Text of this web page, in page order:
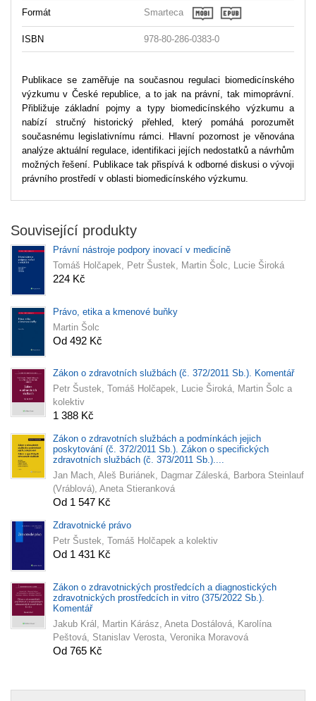
Formát Smarteca
ISBN 978-80-286-0383-0
Publikace se zaměřuje na současnou regulaci biomedicínského
výzkumu v České republice, a to jak na právní, tak mimoprávní.
Přibližuje základní pojmy a typy biomedicínského výzkumu a
nabízí stručný historický přehled, který pomáhá porozumět
současnému legislativnímu rámci. Hlavní pozornost je věnována
analýze aktuální regulace, identifikaci jejích nedostatků a návrhům
možných řešení. Publikace tak přispívá k odborné diskusi o vývoji
právního prostředí v oblasti biomedicínského výzkumu.
Související produkty
Právní nástroje podpory inovací v medicíně
Tomáš Holčapek, Petr Šustek, Martin Šolc, Lucie Široká
224 Kč
Právo, etika a kmenové buňky
Martin Šolc
Od 492 Kč
Zákon o zdravotních službách (č. 372/2011 Sb.). Komentář
Petr Šustek, Tomáš Holčapek, Lucie Široká, Martin Šolc a
kolektiv
1 388 Kč
Zákon o zdravotních službách a podmínkách jejich
poskytování (č. 372/2011 Sb.). Zákon o specifických
zdravotních službách (č. 373/2011 Sb.)....
Jan Mach, Aleš Buriánek, Dagmar Záleská, Barbora Steinlauf
(Vráblová), Aneta Stieranková
Od 1 547 Kč
Zdravotnické právo
Petr Šustek, Tomáš Holčapek a kolektiv
Od 1 431 Kč
Zákon o zdravotnických prostředcích a diagnostických
zdravotnických prostředcích in vitro (375/2022 Sb.).
Komentář
Jakub Král, Martin Kárász, Aneta Dostálová, Karolína
Peštová, Stanislav Verosta, Veronika Moravová
Od 765 Kč